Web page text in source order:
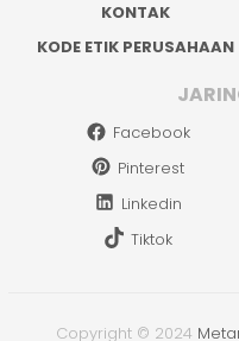
KONTAK
KODE ETIK PERUSAHAAN
Facebook
Pinterest
Linkedin
Tiktok
Copyright © 2024